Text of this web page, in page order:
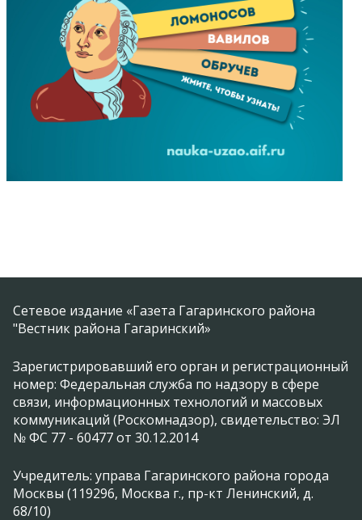
Сетевое издание «Газета Гагаринского района
"Вестник района Гагаринский»
Зарегистрировавший его орган и регистрационный
номер: Федеральная служба по надзору в сфере
связи, информационных технологий и массовых
коммуникаций (Роскомнадзор), свидетельство: ЭЛ
№ ФС 77 - 60477 от 30.12.2014
Учредитель: управа Гагаринского района города
Москвы (119296, Москва г., пр-кт Ленинский, д.
68/10)